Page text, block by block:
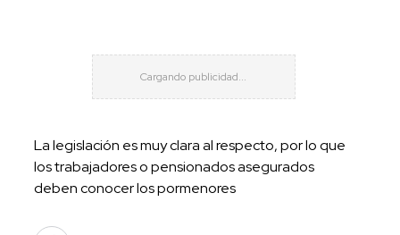
La legislación es muy clara al respecto, por lo que
los trabajadores o pensionados asegurados
deben conocer los pormenores